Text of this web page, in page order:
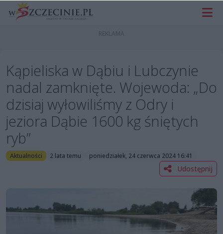
Kąpieliska w Dąbiu i Lubczynie
nadal zamknięte. Wojewoda: „Do
dzisiaj wyłowiliśmy z Odry i
jeziora Dąbie 1600 kg śniętych
ryb”
Aktualności 2 lata temu poniedziałek, 24 czerwca 2024 16:41
Udostępnij